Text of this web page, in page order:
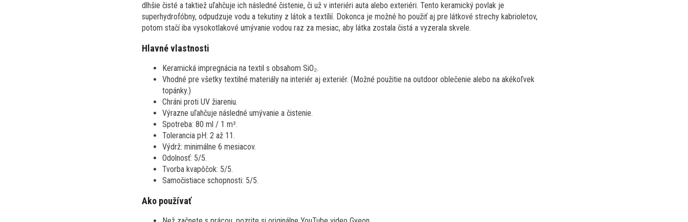
dlhšie čisté a taktiež uľahčuje ich následné čistenie, či už v interiéri auta alebo exteriéri. Tento keramický povlak je
superhydrofóbny, odpudzuje vodu a tekutiny z látok a textílií. Dokonca je možné ho použiť aj pre látkové strechy kabrioletov,
potom stačí iba vysokotlakové umývanie vodou raz za mesiac, aby látka zostala čistá a vyzerala skvele.
Hlavné vlastnosti
Keramická impregnácia na textil s obsahom SiO₂.
Vhodné pre všetky textilné materiály na interiér aj exteriér. (Možné použitie na outdoor oblečenie alebo na akékoľvek
topánky.)
Chráni proti UV žiareniu.
Výrazne uľahčuje následné umývanie a čistenie.
Spotreba: 80 ml / 1 m².
Tolerancia pH: 2 až 11.
Výdrž: minimálne 6 mesiacov.
Odolnosť: 5/5.
Tvorba kvapôčok: 5/5.
Samočistiace schopnosti: 5/5.
Ako používať